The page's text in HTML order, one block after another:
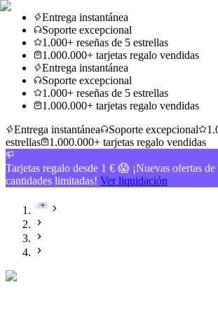
Entrega instantánea
Soporte excepcional
1.000+ reseñas de 5 estrellas
1.000.000+ tarjetas regalo vendidas
Entrega instantánea
Soporte excepcional
1.000+ reseñas de 5 estrellas
1.000.000+ tarjetas regalo vendidas
Entrega instantánea
Soporte excepcional
estrellas
1.000.000+ tarjetas regalo vendidas
Tarjetas regalo desde 1 € 😱 ¡Nuevas ofertas
cantidades limitadas! Ver liquidación